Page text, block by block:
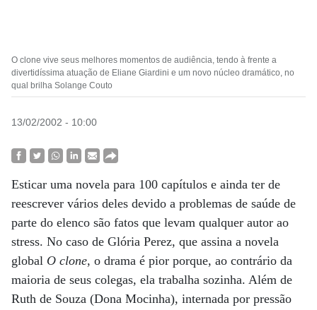
O clone vive seus melhores momentos de audiência, tendo à frente a
divertidíssima atuação de Eliane Giardini e um novo núcleo dramático, no
qual brilha Solange Couto
13/02/2002 - 10:00
Esticar uma novela para 100 capítulos e ainda ter de
reescrever vários deles devido a problemas de saúde de
parte do elenco são fatos que levam qualquer autor ao
stress. No caso de Glória Perez, que assina a novela
global O clone, o drama é pior porque, ao contrário da
maioria de seus colegas, ela trabalha sozinha. Além de
Ruth de Souza (Dona Mocinha), internada por pressão